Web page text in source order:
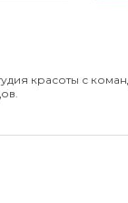
красоты с